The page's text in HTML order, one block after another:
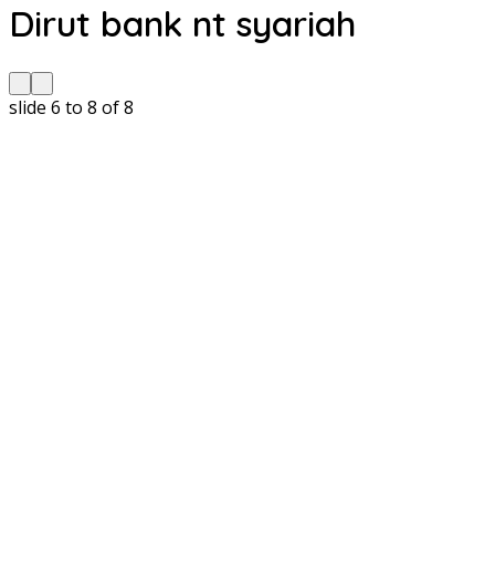
Dirut bank nt syariah
slide 6 to 8 of 8